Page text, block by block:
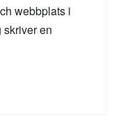
webbplats i
en